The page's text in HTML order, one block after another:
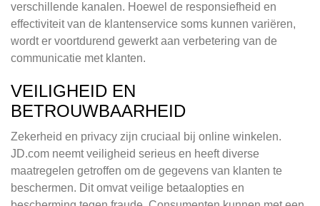
verschillende kanalen. Hoewel de responsiefheid en
effectiviteit van de klantenservice soms kunnen variëren,
wordt er voortdurend gewerkt aan verbetering van de
communicatie met klanten.
VEILIGHEID EN
BETROUWBAARHEID
Zekerheid en privacy zijn cruciaal bij online winkelen.
JD.com neemt veiligheid serieus en heeft diverse
maatregelen getroffen om de gegevens van klanten te
beschermen. Dit omvat veilige betaalopties en